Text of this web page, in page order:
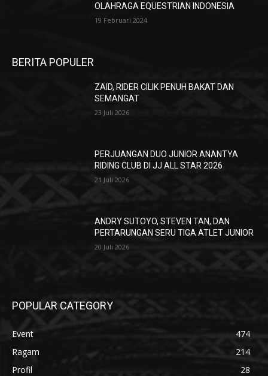
OLAHRAGA EQUESTRIAN INDONESIA
19 Februari 2024
BERITA POPULER
ZAID, RIDER CILIK PENUH BAKAT DAN
SEMANGAT
23 Juli 2026
PERJUANGAN DUO JUNIOR ANANTYA
RIDING CLUB DI JJ ALL STAR 2026
21 Juli 2026
ANDRY SUTOYO, STEVEN TAN, DAN
PERTARUNGAN SERU TIGA ATLET JUNIOR
20 Juli 2026
POPULAR CATEGORY
Event
474
Ragam
214
Profil
28